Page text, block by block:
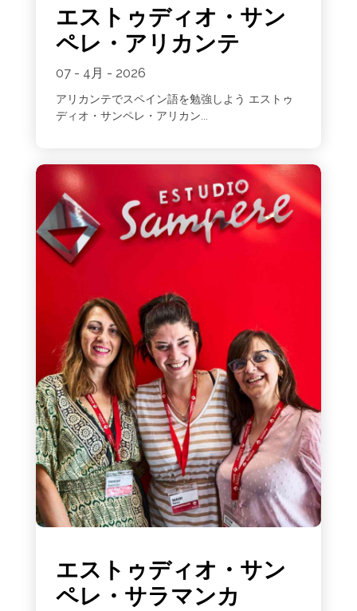
エストゥディオ・サン
ペレ・アリカンテ
07 - 4月 - 2026
アリカンテでスペイン語を勉強しよう エストゥ
ディオ・サンペレ・アリカン...
エストゥディオ・サン
ペレ・サラマンカ